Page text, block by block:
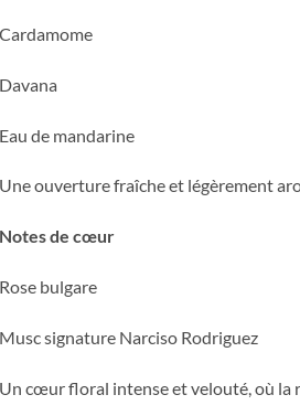
Cardamome
Davana
Eau de mandarine
Une ouverture fraîche et légèrement
Notes de cœur
Rose bulgare
Musc signature Narciso Rodriguez
Un cœur floral intense et velouté, où la